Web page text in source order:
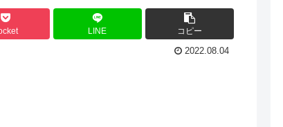
LINE コピー
2022.08.04